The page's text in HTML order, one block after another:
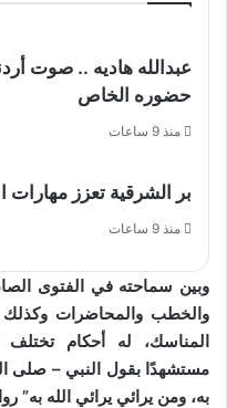
عبدالله هاديه .. صوت
حضوره الخاص
منذ 9 ساعات
بر الشرقية تعزز مهارات
منذ 9 ساعات
وبين سماحته في الفتوى
والخطب والمحاضرات وكذلك
المناسك، له أحكام
مستشهدًا بقول النبي – صلى
به، ومن يرائي يرائي الله به”